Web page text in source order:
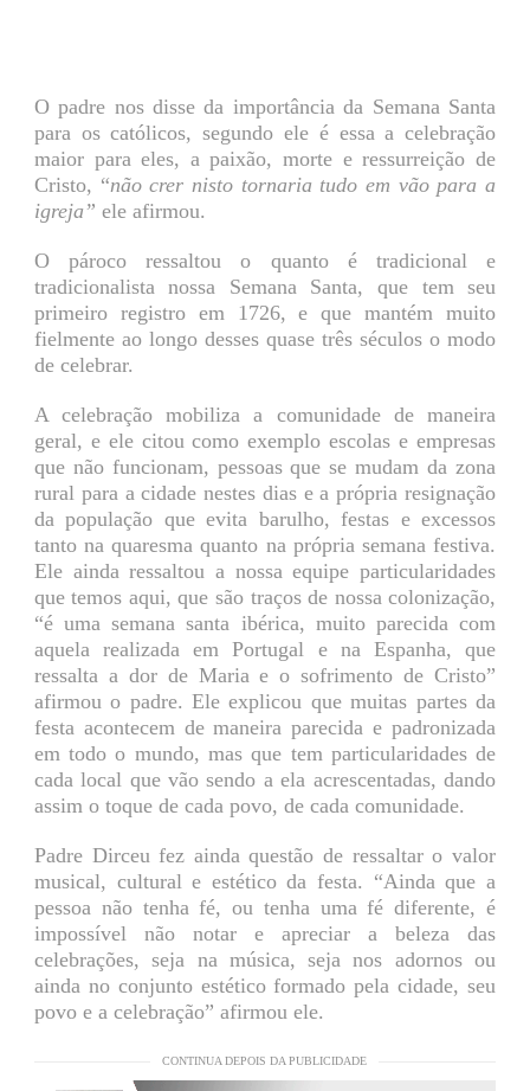
O padre nos disse da importância da Semana Santa
para os católicos, segundo ele é essa a celebração
maior para eles, a paixão, morte e ressurreição de
Cristo, “não crer nisto tornaria tudo em vão para a
igreja” ele afirmou.
O pároco ressaltou o quanto é tradicional e
tradicionalista nossa Semana Santa, que tem seu
primeiro registro em 1726, e que mantém muito
fielmente ao longo desses quase três séculos o modo
de celebrar.
A celebração mobiliza a comunidade de maneira
geral, e ele citou como exemplo escolas e empresas
que não funcionam, pessoas que se mudam da zona
rural para a cidade nestes dias e a própria resignação
da população que evita barulho, festas e excessos
tanto na quaresma quanto na própria semana festiva.
Ele ainda ressaltou a nossa equipe particularidades
que temos aqui, que são traços de nossa colonização,
“é uma semana santa ibérica, muito parecida com
aquela realizada em Portugal e na Espanha, que
ressalta a dor de Maria e o sofrimento de Cristo”
afirmou o padre. Ele explicou que muitas partes da
festa acontecem de maneira parecida e padronizada
em todo o mundo, mas que tem particularidades de
cada local que vão sendo a ela acrescentadas, dando
assim o toque de cada povo, de cada comunidade.
Padre Dirceu fez ainda questão de ressaltar o valor
musical, cultural e estético da festa. “Ainda que a
pessoa não tenha fé, ou tenha uma fé diferente, é
impossível não notar e apreciar a beleza das
celebrações, seja na música, seja nos adornos ou
ainda no conjunto estético formado pela cidade, seu
povo e a celebração” afirmou ele.
CONTINUA DEPOIS DA PUBLICIDADE